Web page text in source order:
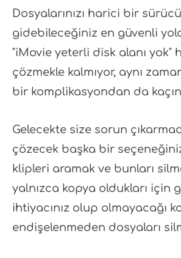
Dosyalarınızı harici bir
gidebileceğiniz en güvenli
"iMovie yeterli disk alanı yok"
çözmekle kalmıyor, aynı
bir komplikasyondan da
Gelecekte size sorun
çözecek başka bir
klipleri aramak ve bunları
yalnızca kopya oldukları için
ihtiyacınız olup olmayacağı
endişelenmeden dosyaları